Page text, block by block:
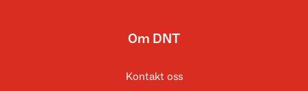
Om DNT
Kontakt oss